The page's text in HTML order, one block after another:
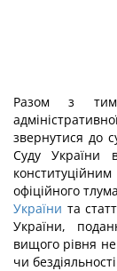
Разом з
звернутися до
Суду України
офіційного
України та
України,
вищого рівня
чи